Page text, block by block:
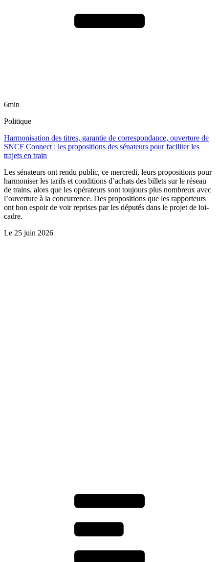
6min
Politique
Harmonisation des titres, garantie de correspondance, ouverture de
SNCF Connect : les propositions des sénateurs pour faciliter les
trajets en train
Les sénateurs ont rendu public, ce mercredi, leurs propositions pour
harmoniser les tarifs et conditions d’achats des billets sur le réseau
de trains, alors que les opérateurs sont toujours plus nombreux avec
l’ouverture à la concurrence. Des propositions que les rapporteurs
ont bon espoir de voir reprises par les députés dans le projet de loi-
cadre.
Le 25 juin 2026